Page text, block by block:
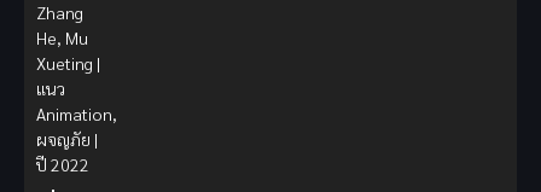
Zhang
He, Mu
Xueting |
แนว
Animation,
ผจญภัย |
ปี 2022